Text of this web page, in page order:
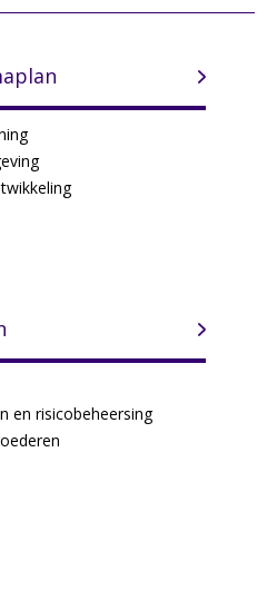
en risicobeheersing